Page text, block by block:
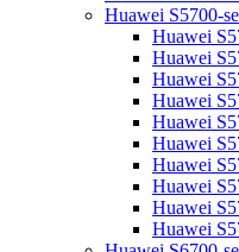
Huawei S5700-
Huawei
Huawei
Huawei
Huawei
Huawei
Huawei
Huawei
Huawei
Huawei
Huawei